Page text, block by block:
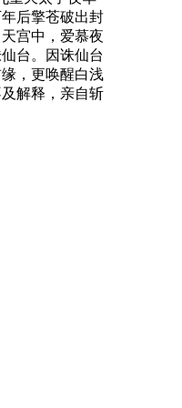
后擎苍破出封
宫中，爱慕夜
台。因诛仙台
，更唤醒白浅
解释，亲自斩